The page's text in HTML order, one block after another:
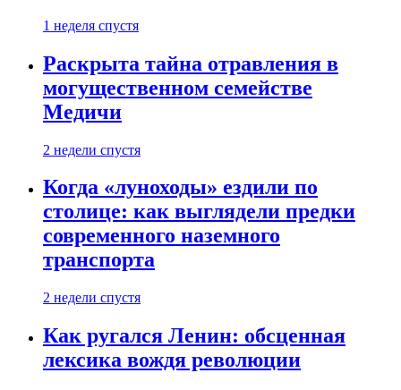
1 неделя спустя
Раскрыта тайна отравления в
могущественном семействе
Медичи
2 недели спустя
Когда «луноходы» ездили по
столице: как выглядели предки
современного наземного
транспорта
2 недели спустя
Как ругался Ленин: обсценная
лексика вождя революции